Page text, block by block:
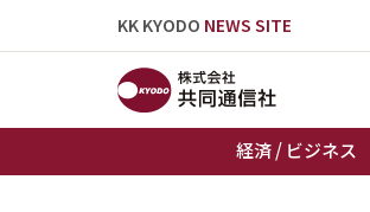
KK KYODO NEWS SITE
経済 / ビジネス